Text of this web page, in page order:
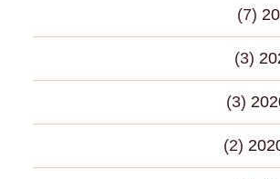
(7)
(3)
(3)
(2)